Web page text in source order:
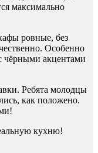
максимально
ровные, без
Особенно
чёрными акцентами
Ребята молодцы
как положено.
кухню!